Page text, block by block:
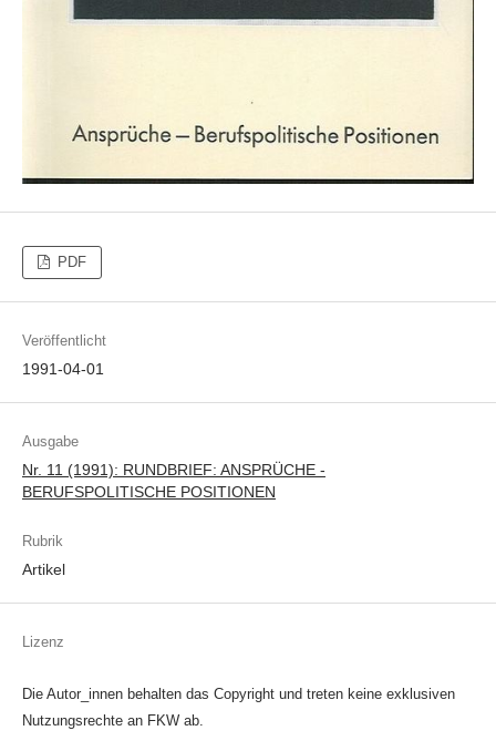
PDF
Veröffentlicht
1991-04-01
Ausgabe
Nr. 11 (1991): RUNDBRIEF: ANSPRÜCHE -
BERUFSPOLITISCHE POSITIONEN
Rubrik
Artikel
Lizenz
Die Autor_innen behalten das Copyright und treten keine exklusiven
Nutzungsrechte an FKW ab.